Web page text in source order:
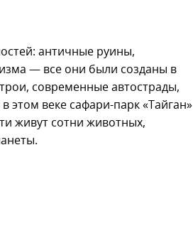
античные руины,
— все они были созданы в
современные автострады,
этом веке сафари-парк «Тайган»
живут сотни животных,